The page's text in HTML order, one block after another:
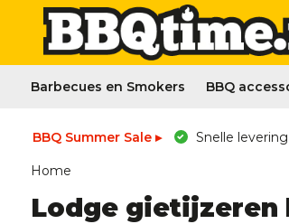
Barbecues en Smokers BBQ
BBQ Summer Sale ▸ Snelle levering
Home
Lodge gietijzeren